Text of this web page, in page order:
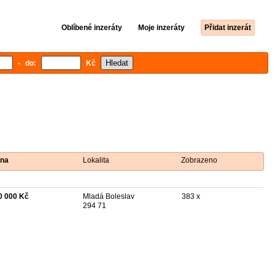
Oblíbené inzeráty Moje inzeráty Přidat inzerát
- do: Kč
Lokalita Zobrazeno
000 Kč
Mladá Boleslav
294 71
383 x